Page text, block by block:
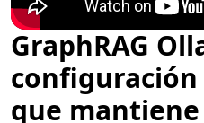
GraphRAG
configuración
que